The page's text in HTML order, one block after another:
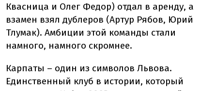
Квасница и Олег Федор) отдал в аренду, а
взамен взял дублеров (Артур Рябов, Юрий
Тлумак). Амбиции этой команды стали
намного, намного скромнее.
Карпаты – один из символов Львова.
Единственный клуб в истории, который